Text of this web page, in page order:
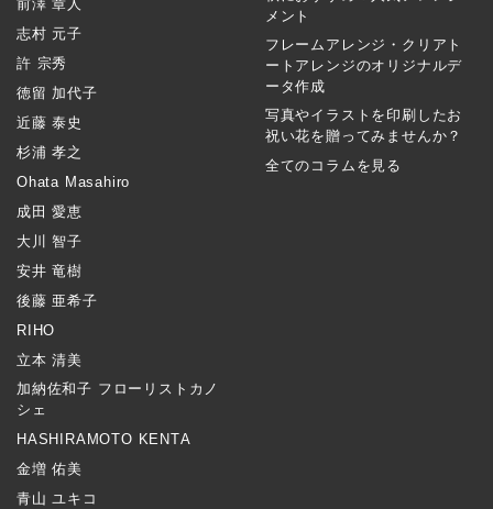
前澤 章人
志村 元子
許 宗秀
徳留 加代子
近藤 泰史
杉浦 孝之
Ohata Masahiro
成田 愛恵
大川 智子
安井 竜樹
後藤 亜希子
RIHO
立本 清美
加納佐和子 フローリストカノ
シェ
HASHIRAMOTO KENTA
金増 佑美
青山 ユキコ
メント
フレームアレンジ・クリアト
ートアレンジのオリジナルデ
ータ作成
写真やイラストを印刷したお
祝い花を贈ってみませんか？
全てのコラムを見る